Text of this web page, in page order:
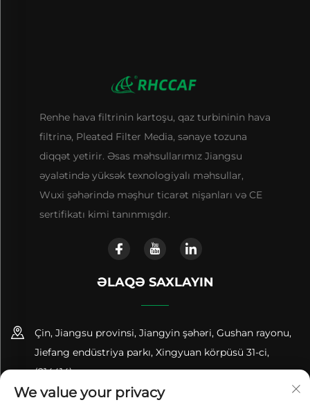
Renhe hava filtrinin kartoşu, qaz turbininin hava
filtrinə, Pleated Filter Media, sənaye tozuna
diqqət yetirir. Əsas məhsullarımız Jiangsu
əyalətində yüksək texnologiyalı məhsullar,
Wuxi şəhərində məşhur ticarət nişanları və CE
sertifikatı kimi tanınmışdır.
ƏLAQƏ SAXLAYIN
Çin, Jiangsu provinsi, Jiangyin şəhəri, Gushan rayonu,
Jiefang endüstriya parkı, Xingyuan körpüsü 31-ci,
(214414)
+86-18961600368
We value your privacy